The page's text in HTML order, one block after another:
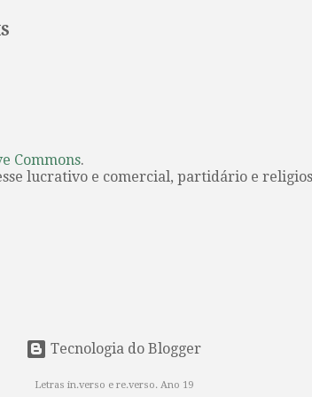
Commons.
lucrativo e comercial, partidário e
Tecnologia do Blogger
Letras in.verso e re.verso. Ano 19